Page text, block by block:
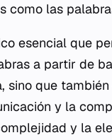
como las
esencial que
a partir de
sino que
y la
y la